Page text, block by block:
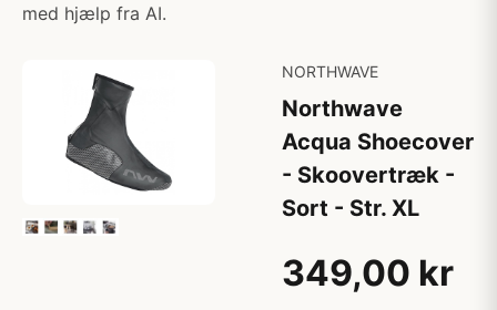
med hjælp fra AI.
NORTHWAVE
Northwave
Acqua Shoecover
- Skoovertræk -
Sort - Str. XL
349,00 kr